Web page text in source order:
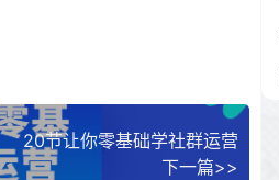
20节让你零基础学社群运营
下一篇>>